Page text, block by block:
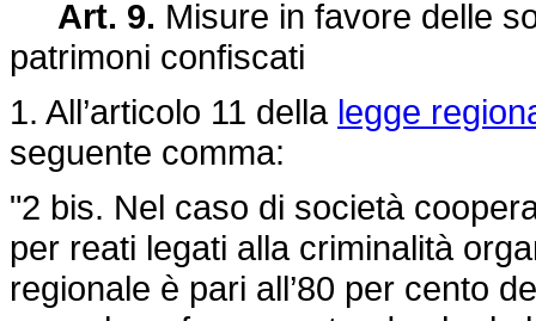
Art. 9. Misure in favore delle
patrimoni confiscati
1. All’articolo 11 della legge
seguente comma:
"2 bis. Nel caso di società
per reati legati alla criminalità
regionale è pari all’80 per cento